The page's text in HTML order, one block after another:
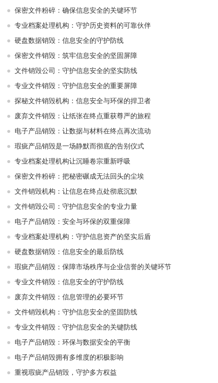
保密文件粉碎：确保信息安全的关键环节
专业档案处理机构：守护历史资料的可靠伙伴
硬盘数据销毁：信息安全的守护防线
保密文件销毁：筑牢信息安全的坚固屏障
文件销毁公司：守护信息安全的坚实防线
专业文件销毁：守护信息安全的重要屏障
探秘文件销毁机构：信息安全与环保的捍卫者
废弃文件销毁：让纸张在终点重获尊严的旅程
电子产品销毁：让数据与材料在终点再次流动
瑕疵产品销毁是一场静默而彻底的告别仪式
专业档案处理机构让沉睡卷宗重新呼吸
保密文件粉碎：把秘密碾成无法回头的尘埃
文件销毁机构：让信息在终点处彻底沉默
文件销毁公司：守护信息安全的专业力量
电子产品销毁：安全与环保的双重保障
专业档案处理机构：守护信息资产的坚实后盾
硬盘数据销毁：信息安全的最后防线
瑕疵产品销毁：保障市场秩序与企业信誉的关键环节
专业文件销毁：信息安全的守护防线
废弃文件销毁：信息管理的必要环节
文件销毁机构：守护信息安全的坚固防线
专业文件销毁：守护信息安全的关键防线
电子产品销毁：环保与数据安全的平衡
电子产品销毁拥有多维度的积极影响
重视瑕疵产品销毁，守护多方权益